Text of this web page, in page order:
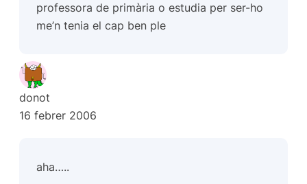
professora de primària o estudia per ser-ho
me’n tenia el cap ben ple
donot
16 febrer 2006
aha…..